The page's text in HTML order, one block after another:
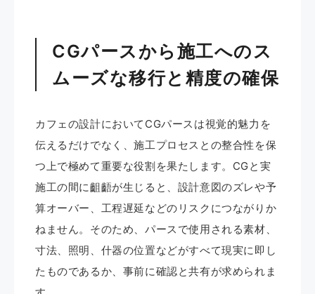
CGパースから施工へのス
ムーズな移行と精度の確保
カフェの設計においてCGパースは視覚的魅力を
伝えるだけでなく、施工プロセスとの整合性を保
つ上で極めて重要な役割を果たします。CGと実
施工の間に齟齬が生じると、設計意図のズレや予
算オーバー、工程遅延などのリスクにつながりか
ねません。そのため、パースで使用される素材、
寸法、照明、什器の位置などがすべて現実に即し
たものであるか、事前に確認と共有が求められま